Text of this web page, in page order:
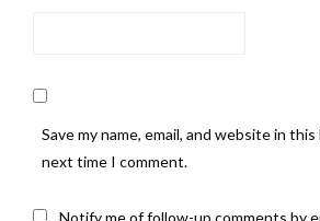
Save my name, email, and website in
next time I comment.
Notify me of follow-up comments by